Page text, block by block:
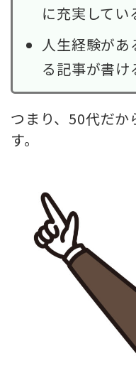
に充実してい
人生経験が
る記事が書け
つまり、50代だ
す。